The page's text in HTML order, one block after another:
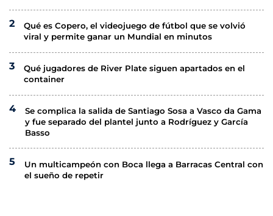
Qué es Copero, el videojuego de fútbol que se volvió
viral y permite ganar un Mundial en minutos
Qué jugadores de River Plate siguen apartados en el
container
Se complica la salida de Santiago Sosa a Vasco da Gama
y fue separado del plantel junto a Rodríguez y García
Basso
Un multicampeón con Boca llega a Barracas Central con
el sueño de repetir